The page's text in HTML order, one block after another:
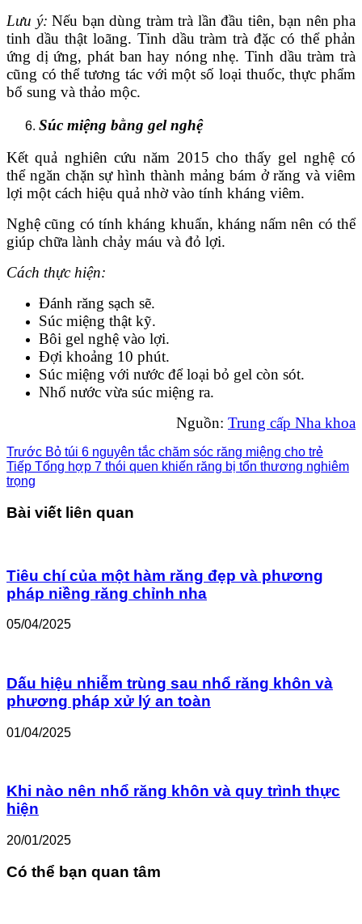
Lưu ý: Nếu bạn dùng tràm trà lần đầu tiên, bạn nên pha
tinh dầu thật loãng. Tinh dầu tràm trà đặc có thể phản
ứng dị ứng, phát ban hay nóng nhẹ. Tinh dầu tràm trà
cũng có thể tương tác với một số loại thuốc, thực phẩm
bổ sung và thảo mộc.
Súc miệng bằng gel nghệ
Kết quả nghiên cứu năm 2015 cho thấy gel nghệ có
thể ngăn chặn sự hình thành mảng bám ở răng và viêm
lợi một cách hiệu quả nhờ vào tính kháng viêm.
Nghệ cũng có tính kháng khuẩn, kháng nấm nên có thể
giúp chữa lành chảy máu và đỏ lợi.
Cách thực hiện:
Đánh răng sạch sẽ.
Súc miệng thật kỹ.
Bôi gel nghệ vào lợi.
Đợi khoảng 10 phút.
Súc miệng với nước để loại bỏ gel còn sót.
Nhổ nước vừa súc miệng ra.
Nguồn: Trung cấp Nha khoa
Trước Bỏ túi 6 nguyên tắc chăm sóc răng miệng cho trẻ
Tiếp Tổng hợp 7 thói quen khiến răng bị tổn thương nghiêm
trọng
Bài viết liên quan
Tiêu chí của một hàm răng đẹp và phương
pháp niềng răng chỉnh nha
05/04/2025
Dấu hiệu nhiễm trùng sau nhổ răng khôn và
phương pháp xử lý an toàn
01/04/2025
Khi nào nên nhổ răng khôn và quy trình thực
hiện
20/01/2025
Có thể bạn quan tâm